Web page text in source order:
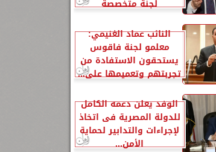
لجنة متخصصة
النائب عماد الغنيمي:
معلمو لجنة فاقوس
يستحقون الاستفادة من
تجربتهم وتعميمها على...
الوفد يعلن دعمه الكامل
للدولة المصرية فى اتخاذ
لإجراءات والتدابير لحماية
الأمن...